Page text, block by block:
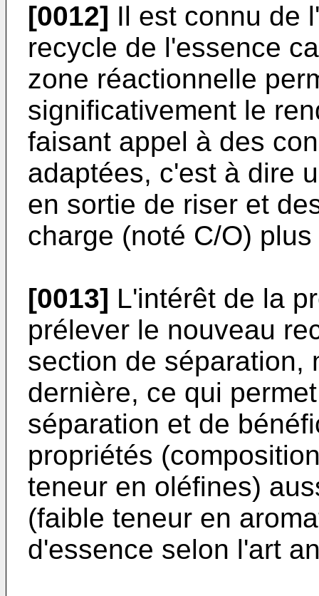
[0012] Il est connu de
recycle de l'essence
zone réactionnelle
significativement le
faisant appel à des
adaptées, c'est à dire
en sortie de riser et
charge (noté C/O)
[0013] L'intérêt de la
prélever le nouveau
section de séparation,
dernière, ce qui
séparation et de
propriétés
teneur en oléfines)
(faible teneur en
d'essence selon l'art